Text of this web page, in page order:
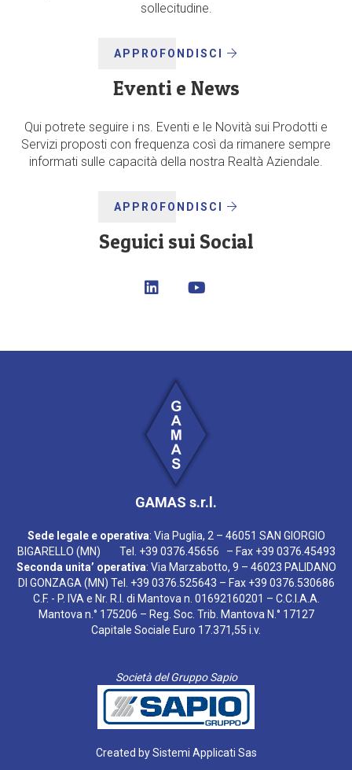
sollecitudine.
APPROFONDISCI
Eventi e News
Qui potrete seguire i ns. Eventi e le Novità sui Prodotti e
Servizi proposti con frequenza così da rimanere sempre
informati sulle capacità della nostra Realtà Aziendale.
APPROFONDISCI
Seguici sui Social
GAMAS s.r.l.
Sede legale e operativa: Via Puglia, 2 – 46051 SAN GIORGIO
BIGARELLO (MN) Tel. +39 0376.45656 – Fax +39 0376.45493
Seconda unita’ operativa: Via Marzabotto, 9 – 46023 PALIDANO
DI GONZAGA (MN) Tel. +39 0376.525643 – Fax +39 0376.530686
C.F. - P. IVA e Nr. R.I. di Mantova n. 01692160201 – C.C.I.A.A.
Mantova n.° 175206 – Reg. Soc. Trib. Mantova N.° 17127
Capitale Sociale Euro 17.371,55 i.v.
Società del Gruppo Sapio
Created bySistemi Applicati Sas